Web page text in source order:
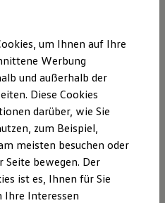
Pannenhilfe
& Apps
Ihren ID. Buzz
Ihren Transporter/Caravelle
Ihren Amarok
andere Modelle
Data
Updates
und Sicherheitssysteme
nicht mehr an der
Daten erhoben und
dies ausschließlich
.
um Ihnen auf Ihre
Werbung
und außerhalb der
Diese Cookies
darüber, wie Sie
zum Beispiel,
meisten besuchen oder
Seite bewegen. Der
ist es, Ihnen für Sie
Ihre Interessen